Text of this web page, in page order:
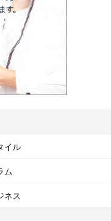
イル
ム
ネス